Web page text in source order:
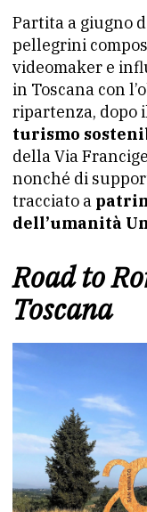
Partita a giugno
pellegrini
videomaker e
in Toscana con
ripartenza, dopo
turismo
della Via
nonché di
tracciato a
dell’umanità
Road to
Toscana